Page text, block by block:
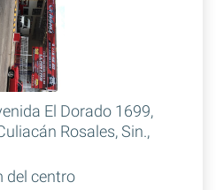
El Dorado 1699,
Rosales, Sin.,
del centro